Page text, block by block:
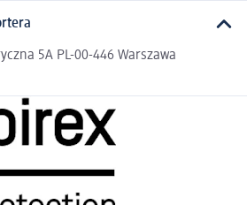
5A PL-00-446 Warszawa